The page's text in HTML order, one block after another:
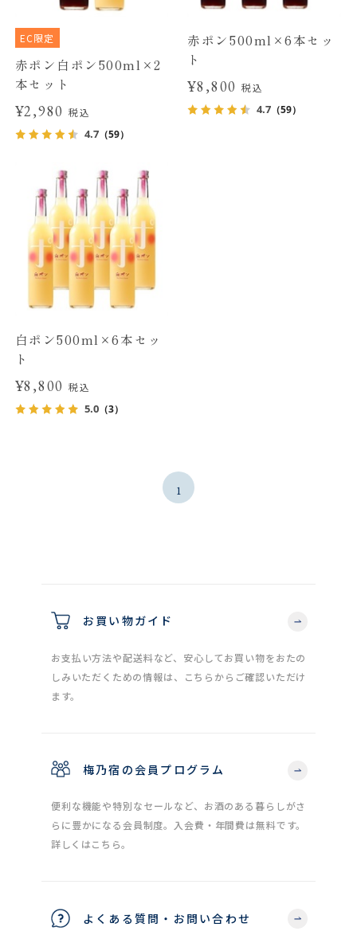
EC限定
赤ポン白ポン500ml×2
本セット
¥2,980税込
4.7（59）
赤ポン500ml×6本セッ
ト
¥8,800 税込
4.7 （59）
白ポン500ml×6本セッ
ト
¥8,800税込
5.0（3）
1
お買い物ガイド
お支払い方法や配送料など、安心してお買い物をおたの
しみいただくための情報は、こちらからご確認いただけ
ます。
梅乃宿の会員プログラム
便利な機能や特別なセールなど、お酒のある暮らしがさ
らに豊かになる会員制度。入会費・年間費は無料です。
詳しくはこちら。
よくある質問・お問い合わせ